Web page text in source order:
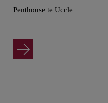
Penthouse te Uccle